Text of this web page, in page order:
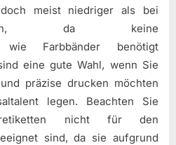
meist niedriger als bei
da keine
wie Farbbänder benötigt
eine gute Wahl, wenn Sie
präzise drucken möchten
legen. Beachten Sie
nicht für den
sind, da sie aufgrund